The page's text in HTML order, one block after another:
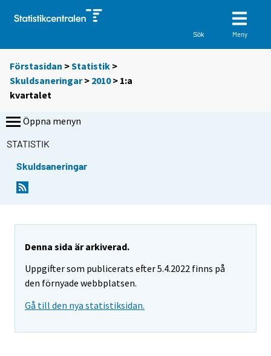
Sök Meny
Förstasidan >Statistik >
Skuldsaneringar> 2010> 1:a
kvartalet
Öppna menyn
STATISTIK
Skuldsaneringar
Denna sida är arkiverad.
Uppgifter som publicerats efter 5.4.2022 finns på
den förnyade webbplatsen.
Gå till den nya statistiksidan.